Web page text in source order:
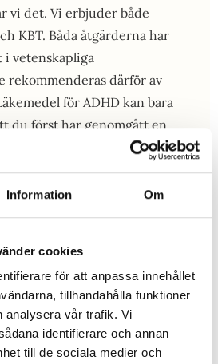
Information Om
cookies
för att anpassa innehållet
tillhandahålla funktioner
analysera vår trafik. Vi
identifierare och annan
till de sociala medier och
vi det. Vi erbjuder både
KBT. Båda åtgärderna har
i vetenskapliga
rekommenderas därför av
för ADHD kan bara
du först har genomgått en
KBT kartlägger vi ditt
åstadkomma långsiktiga
Gemensamt för alla
önskan om att hjälpa dig att
det också lättare att komma